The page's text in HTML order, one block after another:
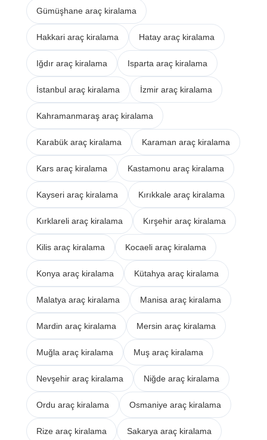
Gümüşhane araç kiralama
Hakkari araç kiralama Hatay araç kiralama
Iğdır araç kiralama Isparta araç kiralama
İstanbul araç kiralama İzmir araç kiralama
Kahramanmaraş araç kiralama
Karabük araç kiralama Karaman araç kiralama
Kars araç kiralama Kastamonu araç kiralama
Kayseri araç kiralama Kırıkkale araç kiralama
Kırklareli araç kiralama Kırşehir araç kiralama
Kilis araç kiralama Kocaeli araç kiralama
Konya araç kiralama Kütahya araç kiralama
Malatya araç kiralama Manisa araç kiralama
Mardin araç kiralama Mersin araç kiralama
Muğla araç kiralama Muş araç kiralama
Nevşehir araç kiralama Niğde araç kiralama
Ordu araç kiralama Osmaniye araç kiralama
Rize araç kiralama Sakarya araç kiralama